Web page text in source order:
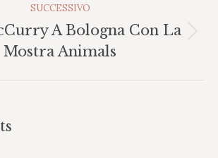
SUCCESSIVO
Prossimo
post:
A Bologna Con La
Mostra Animals